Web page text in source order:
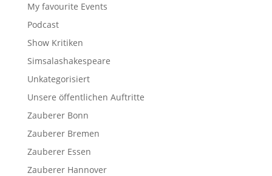
My favourite Events
Podcast
Show Kritiken
Simsalashakespeare
Unkategorisiert
Unsere öffentlichen Auftritte
Zauberer Bonn
Zauberer Bremen
Zauberer Essen
Zauberer Hannover